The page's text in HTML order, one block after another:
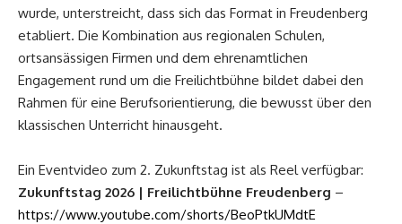
wurde, unterstreicht, dass sich das Format in Freudenberg
etabliert. Die Kombination aus regionalen Schulen,
ortsansässigen Firmen und dem ehrenamtlichen
Engagement rund um die Freilichtbühne bildet dabei den
Rahmen für eine Berufsorientierung, die bewusst über den
klassischen Unterricht hinausgeht.
Ein Eventvideo zum 2. Zukunftstag ist als Reel verfügbar:
Zukunftstag 2026 | Freilichtbühne Freudenberg –
https://www.youtube.com/shorts/BeoPtkUMdtE